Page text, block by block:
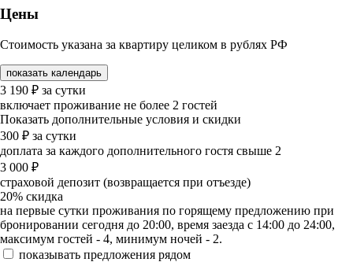
Цены
Стоимость указана за квартиру целиком в рублях РФ
показать календарь
3 190 ₽ за сутки
включает проживание не более 2 гостей
Показать дополнительные условия и скидки
300 ₽ за сутки
доплата за каждого дополнительного гостя свыше 2
3 000 ₽
страховой депозит (возвращается при отъезде)
20% скидка
на первые сутки проживания по горящему предложению при
бронировании сегодня до 20:00, время заезда с 14:00 до 24:00,
максимум гостей - 4, минимум ночей - 2.
показывать предложения рядом